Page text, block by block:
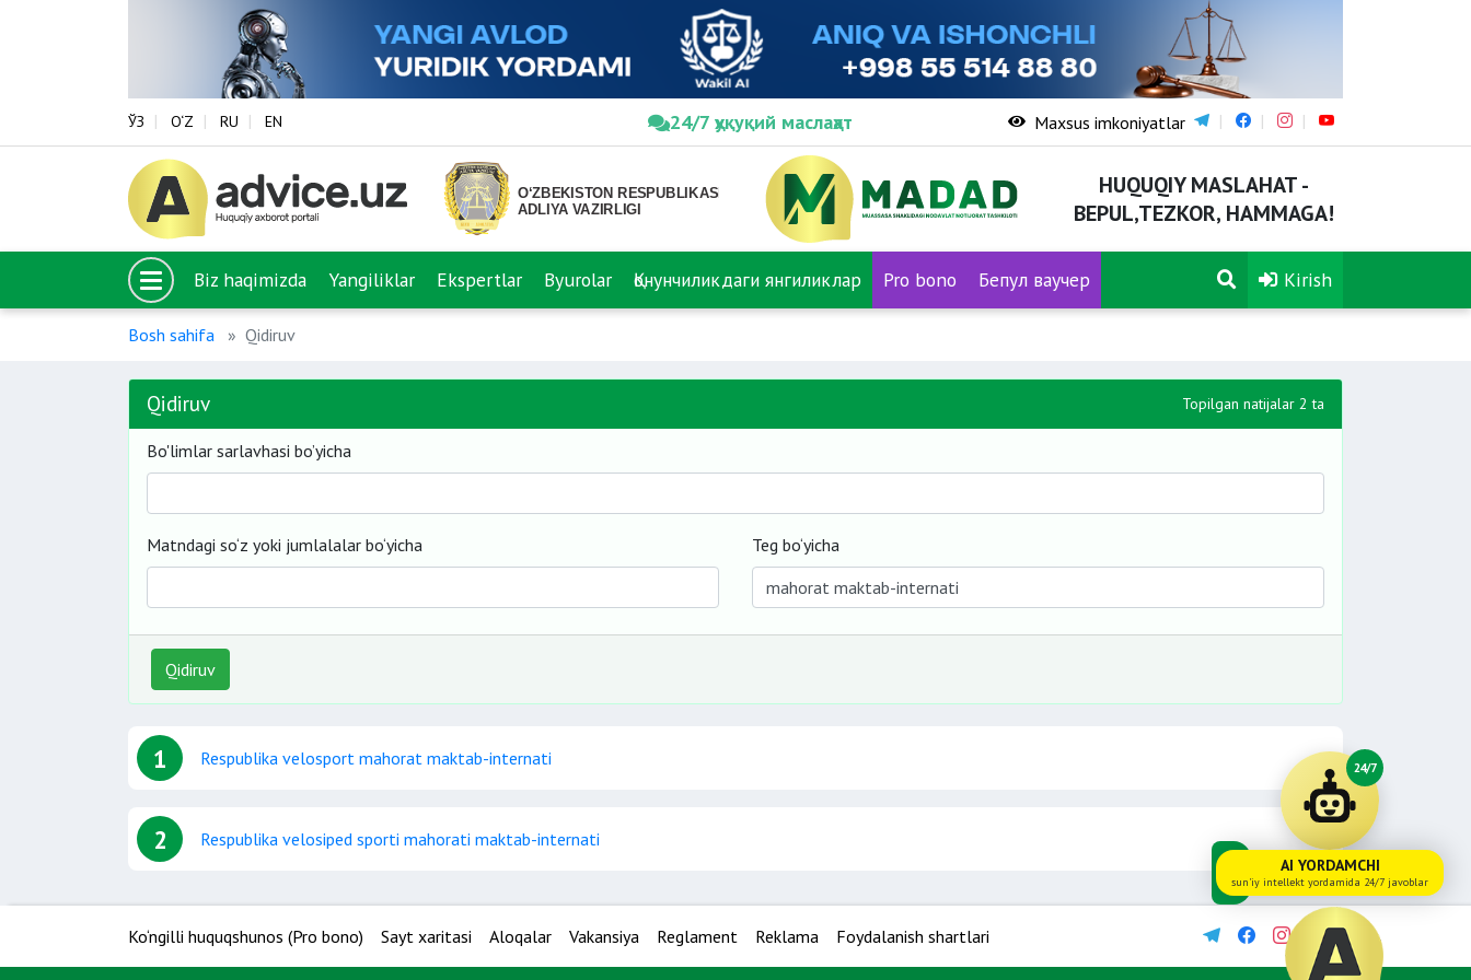
ЎЗ O‘Z RU EN 24/7 ҳуқуқий маслаҳат Maxsus imkoniyatlar
HUQUQIY MASLAHAT -
BEPUL,TEZKOR, HAMMAGA!
Biz haqimizda Yangiliklar Ekspertlar Byurolar Қонунчиликдаги янгиликлар Pro bono Бепул ваучер Kirish
Bosh sahifa Qidiruv
Qidiruv Topilgan natijalar 2 ta
Bo'limlar sarlavhasi bo’yicha
Matndagi so‘z yoki jumlalalar bo‘yicha Teg bo‘yicha
Qidiruv
1 Respublika velosport mahorat maktab-internati
2 Respublika velosiped sporti mahorati maktab-internati
Ko‘ngilli huquqshunos (Pro bono) Sayt xaritasi Aloqalar Vakansiya Reglament Reklama Foydalanish shartlari
24/7
AI YORDAMCHI
sun'iy intellekt yordamida 24/7 javoblar